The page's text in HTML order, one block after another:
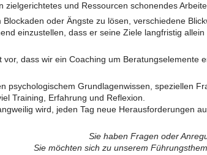
und Ressourcen schonendes
oder Ängste zu lösen, verschiedene
einzustellen, dass er seine Ziele langfristig
dass wir ein Coaching um Beratungselemente
psychologischem Grundlagenwissen, speziellen
Training, Erfahrung und Reflexion.
wird, jeden Tag neue Herausforderungen
Sie haben Fragen oder
Sie möchten sich zu unserem